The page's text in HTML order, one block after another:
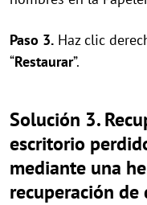
Paso 3. Haz clic
“Restaurar”.
Solución 3.
escritorio
mediante una
recuperación de